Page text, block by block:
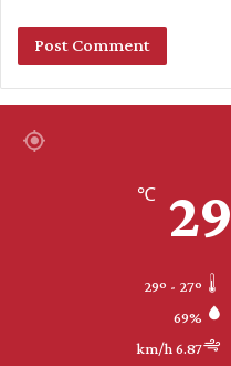
29
℃
69%
6.87 km/h